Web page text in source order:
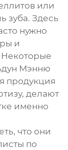
или
зуба. Здесь
нужно
и
Некоторые
Мэнню
продукция
делают
именно
что они
по